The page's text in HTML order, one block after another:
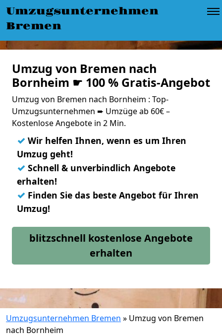
Umzugsunternehmen
Bremen
Umzug von Bremen nach
Bornheim ☛ 100 % Gratis-Angebot
Umzug von Bremen nach Bornheim : Top-
Umzugsunternehmen ➨ Umzüge ab 60€ –
Kostenlose Angebote in 2 Min.
✓ Wir helfen Ihnen, wenn es um Ihren
Umzug geht!
✓ Schnell & unverbindlich Angebote
erhalten!
✓ Finden Sie das beste Angebot für Ihren
Umzug!
blitzschnell kostenlose Angebote
erhalten
Umzugsunternehmen Bremen » Umzug von Bremen
nach Bornheim